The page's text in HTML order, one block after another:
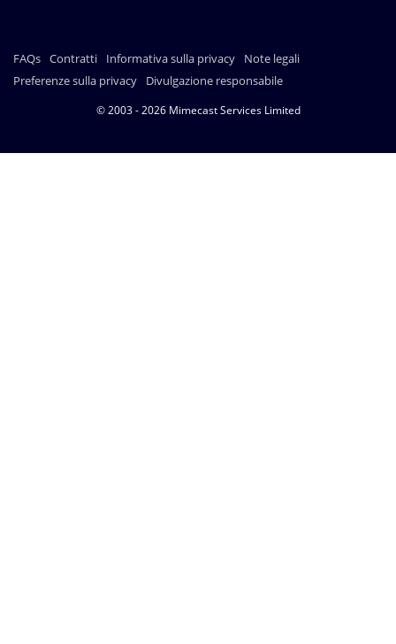
FAQs Contratti Informativa sulla privacy
Note legali
Preferenze sulla privacy
Divulgazione responsabile
© 2003 - 2026 Mimecast Services Limited